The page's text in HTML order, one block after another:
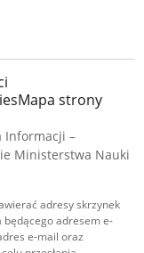
Mapa strony
Informacji –
Ministerstwa Nauki
adresy skrzynek
będącego adresem e-
e-mail oraz